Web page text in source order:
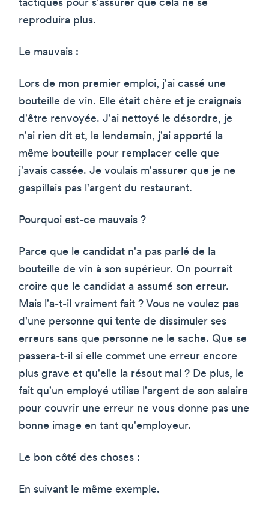
tactiques pour s'assurer que cela ne se
reproduira plus.
Le mauvais :
Lors de mon premier emploi, j'ai cassé une
bouteille de vin. Elle était chère et je craignais
d'être renvoyée. J'ai nettoyé le désordre, je
n'ai rien dit et, le lendemain, j'ai apporté la
même bouteille pour remplacer celle que
j'avais cassée. Je voulais m'assurer que je ne
gaspillais pas l'argent du restaurant.
Pourquoi est-ce mauvais ?
Parce que le candidat n'a pas parlé de la
bouteille de vin à son supérieur. On pourrait
croire que le candidat a assumé son erreur.
Mais l'a-t-il vraiment fait ? Vous ne voulez pas
d'une personne qui tente de dissimuler ses
erreurs sans que personne ne le sache. Que se
passera-t-il si elle commet une erreur encore
plus grave et qu'elle la résout mal ? De plus, le
fait qu'un employé utilise l'argent de son salaire
pour couvrir une erreur ne vous donne pas une
bonne image en tant qu'employeur.
Le bon côté des choses :
En suivant le même exemple.